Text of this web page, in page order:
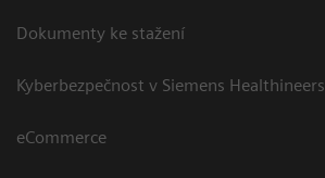
Dokumenty ke stažení
Kyberbezpečnost v Siemens Healthineers
eCommerce